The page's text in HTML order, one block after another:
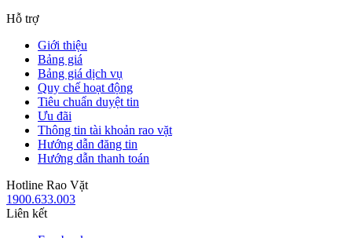
Hỗ trợ
Giới thiệu
Bảng giá
Bảng giá dịch vụ
Quy chế hoạt động
Tiêu chuẩn duyệt tin
Ưu đãi
Thông tin tài khoản rao vặt
Hướng dẫn đăng tin
Hướng dẫn thanh toán
Hotline Rao Vặt
1900.633.003
Liên kết